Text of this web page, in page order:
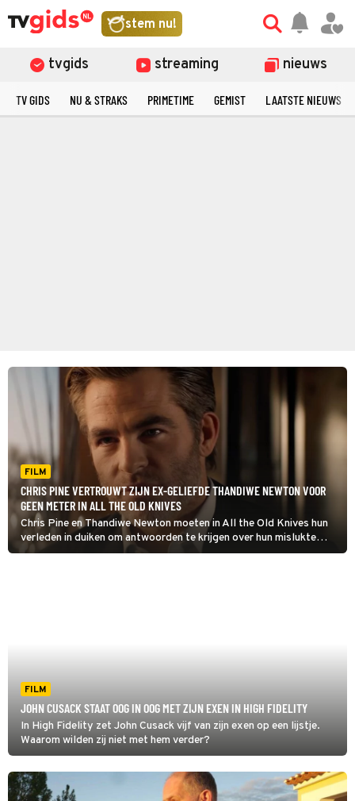
stem nu!
tvgids streaming nieuws
TV GIDS NU & STRAKS PRIMETIME GEMIST LAATSTE NIEUWS
FILM
CHRIS PINE VERTROUWT ZIJN EX-GELIEFDE THANDIWE NEWTON VOOR
GEEN METER IN ALL THE OLD KNIVES
Chris Pine en Thandiwe Newton moeten in All the Old Knives hun
verleden in duiken om antwoorden te krijgen over hun mislukte
relatie en een vliegtuigkaping.
FILM
JOHN CUSACK STAAT OOG IN OOG MET ZIJN EXEN IN HIGH FIDELITY
In High Fidelity zet John Cusack vijf van zijn exen op een lijstje.
Waarom wilden zij niet met hem verder?